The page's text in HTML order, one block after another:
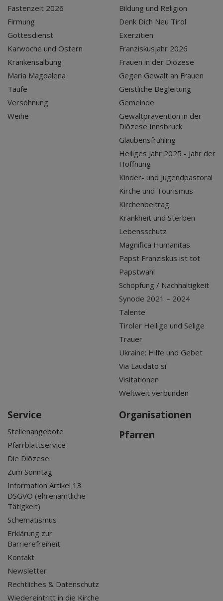
Fastenzeit 2026
Firmung
Gottesdienst
Karwoche und Ostern
Krankensalbung
Maria Magdalena
Taufe
Versöhnung
Weihe
Bildung und Religion
Denk Dich Neu Tirol
Exerzitien
Franziskusjahr 2026
Frauen in der Diözese
Gegen Gewalt an Frauen
Geistliche Begleitung
Gemeinde
Gewaltprävention in der
Diözese Innsbruck
Glaubensfrühling
Heiliges Jahr 2025 - Jahr der
Hoffnung
Kinder- und Jugendpastoral
Kirche und Tourismus
Kirchenbeitrag
Krankheit und Sterben
Lebensschutz
Magnifica Humanitas
Papst Franziskus ist tot
Papstwahl
Schöpfung / Nachhaltigkeit
Synode 2021 – 2024
Talente
Tiroler Heilige und Selige
Trauer
Ukraine: Hilfe und Gebet
Via Laudato si'
Visitationen
Weltweit verbunden
Service
Stellenangebote
Pfarrblattservice
Die Diözese
Zum Sonntag
Information Artikel 13
DSGVO (ehrenamtliche
Tätigkeit)
Schematismus
Erklärung zur
Barrierefreiheit
Kontakt
Newsletter
Rechtliches & Datenschutz
Wiedereintritt in die Kirche
Organisationen
Pfarren